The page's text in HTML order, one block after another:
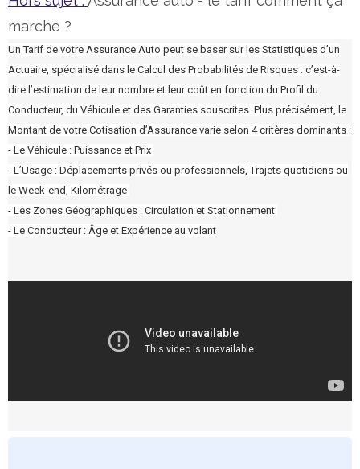
marche ?
Un Tarif de votre Assurance Auto peut se baser sur les Statistiques d’un
Actuaire, spécialisé dans le Calcul des Probabilités de Risques : c’est-à-
dire l’estimation de leur nombre et leur coût en fonction du Profil du
Conducteur, du Véhicule et des Garanties souscrites. Plus précisément, le
Montant de votre Cotisation d’Assurance varie selon 4 critères dominants :
- Le Véhicule : Puissance et Prix
- L’Usage : Déplacements privés ou professionnels, Trajets quotidiens ou
le Week-end, Kilométrage
- Les Zones Géographiques : Circulation et Stationnement
- Le Conducteur : Âge et Expérience au volant